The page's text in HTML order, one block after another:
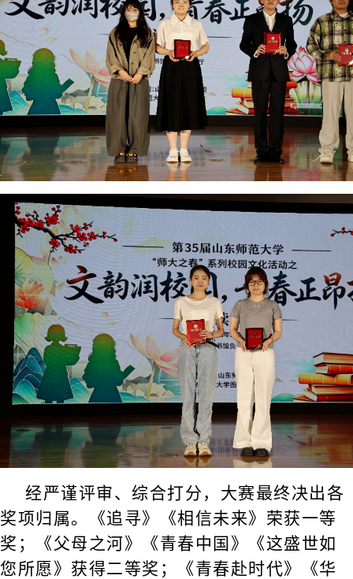
经严谨评审、综合打分，大赛最终决出各
奖项归属。《追寻》《相信未来》荣获一等
奖；《父母之河》《青春中国》《这盛世如
您所愿》获得二等奖；《青春赴时代》《华